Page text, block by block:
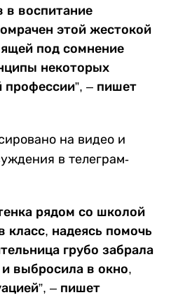
в воспитание
этой жестокой
под сомнение
некоторых
профессии”, – пишет
на видео и
в телеграм-
рядом со школой
класс, надеясь помочь
грубо забрала
выбросила в окно,
– пишет